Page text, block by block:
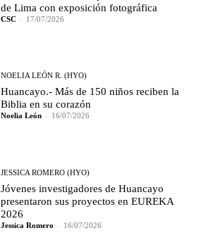
de Lima con exposición fotográfica
CSC - 17/07/2026
NOELIA LEÓN R. (HYO)
Huancayo.- Más de 150 niños reciben la
Biblia en su corazón
Noelia León - 16/07/2026
JESSICA ROMERO (HYO)
Jóvenes investigadores de Huancayo
presentaron sus proyectos en EUREKA
2026
Jessica Romero - 16/07/2026